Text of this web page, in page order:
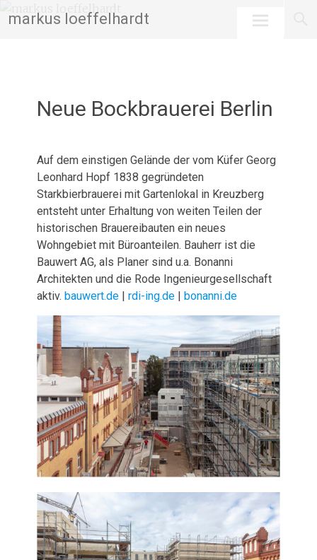
tomarkus loeffelhardt
Neue Bockbrauerei Berlin
Auf dem einstigen Gelände der vom Küfer Georg
Leonhard Hopf 1838 gegründeten
Starkbierbrauerei mit Gartenlokal in Kreuzberg
entsteht unter Erhaltung von weiten Teilen der
historischen Brauereibauten ein neues
Wohngebiet mit Büroanteilen. Bauherr ist die
Bauwert AG, als Planer sind u.a. Bonanni
Architekten und die Rode Ingenieurgesellschaft
aktiv.bauwert.de |rdi-ing.de |bonanni.de